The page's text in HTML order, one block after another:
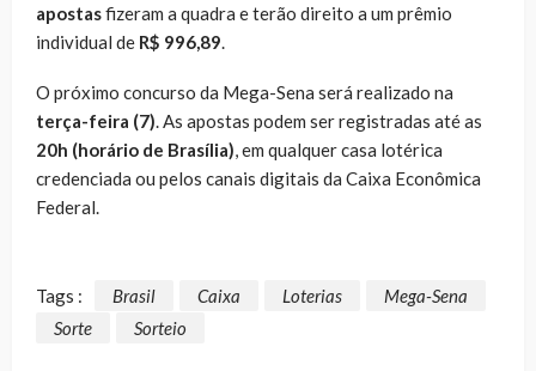
apostasfizeram a quadra e terão direito a um prêmio
individual de R$ 996,89.
O próximo concurso da Mega-Sena será realizado na
terça-feira (7). As apostas podem ser registradas até as
20h (horário de Brasília), em qualquer casa lotérica
credenciada ou pelos canais digitais da Caixa Econômica
Federal.
Tags : Brasil Caixa Loterias
Mega-Sena
Sorte
Sorteio